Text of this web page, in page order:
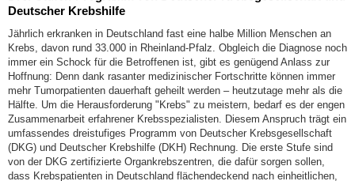
Deutscher Krebshilfe
Jährlich erkranken in Deutschland fast eine halbe Million Menschen an
Krebs, davon rund 33.000 in Rheinland-Pfalz. Obgleich die Diagnose noch
immer ein Schock für die Betroffenen ist, gibt es genügend Anlass zur
Hoffnung: Denn dank rasanter medizinischer Fortschritte können immer
mehr Tumorpatienten dauerhaft geheilt werden – heutzutage mehr als die
Hälfte. Um die Herausforderung "Krebs" zu meistern, bedarf es der engen
Zusammenarbeit erfahrener Krebsspezialisten. Diesem Anspruch trägt ein
umfassendes dreistufiges Programm von Deutscher Krebsgesellschaft
(DKG) und Deutscher Krebshilfe (DKH) Rechnung. Die erste Stufe sind
von der DKG zertifizierte Organkrebszentren, die dafür sorgen sollen,
dass Krebspatienten in Deutschland flächendeckend nach einheitlichen,